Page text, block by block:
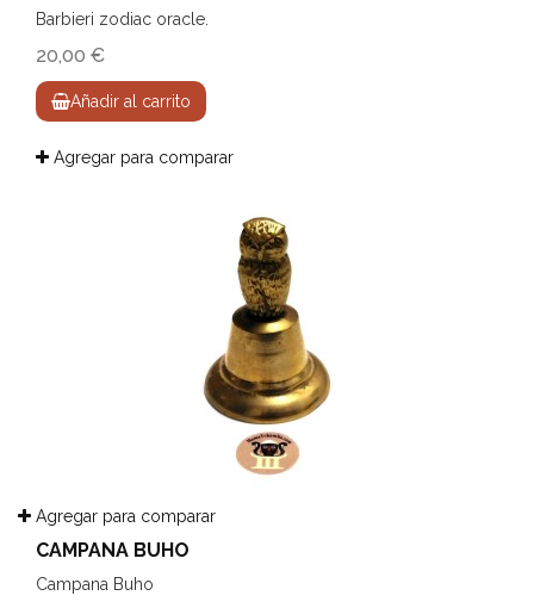
Barbieri zodiac oracle.
20,00 €
Añadir al carrito
Agregar para comparar
Agregar para comparar
CAMPANA BUHO
Campana Buho